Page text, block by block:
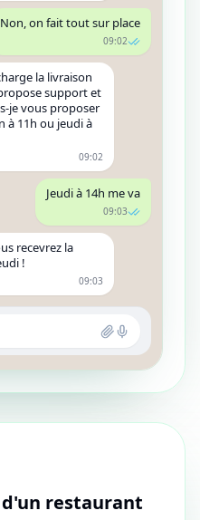
Non, on fait tout sur place
09:02
la livraison
support et
je vous proposer
à 11h ou jeudi à
09:02
Jeudi à 14h me va
09:03
recevrez la
!
09:03
restaurant